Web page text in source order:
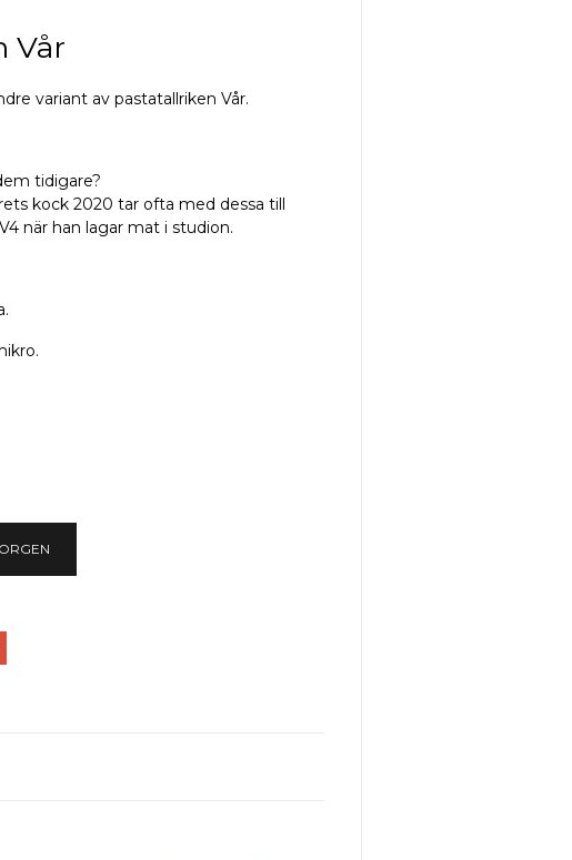
Vår
variant av pastatallriken Vår.
tidigare?
kock 2020 tar ofta med dessa till
när han lagar mat i studion.